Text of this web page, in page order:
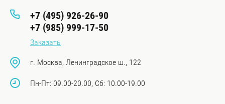
+7 (495) 926-26-90
+7 (985) 999-17-50
Заказать
г. Москва, Ленинградское ш., 122
Пн-Пт: 09.00-20.00, Сб: 10.00-19.00